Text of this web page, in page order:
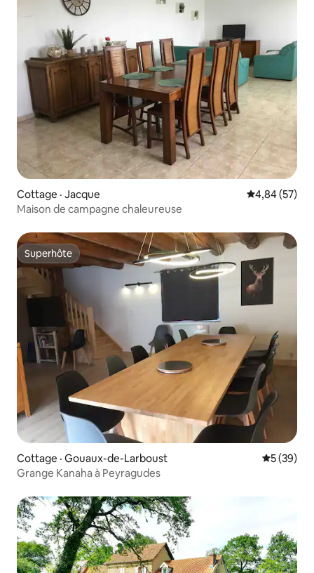
Cottage · Jacque Note
4,84 (57)
Maison de campagne chaleureuse
Superhôte
Superhôte
Cottage · Gouaux-de-Larboust Note
5 (39)
Grange Kanaha à Peyragudes